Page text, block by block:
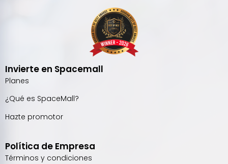
Invierte en Spacemall
Planes
¿Qué es SpaceMall?
Hazte promotor
Política de Empresa
Términos y condiciones